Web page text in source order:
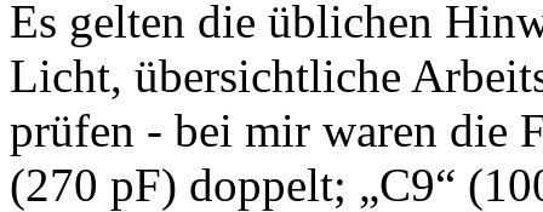
Es gelten die üblichen
Licht, übersichtliche
prüfen - bei mir waren die
(270 pF) doppelt; „C9“